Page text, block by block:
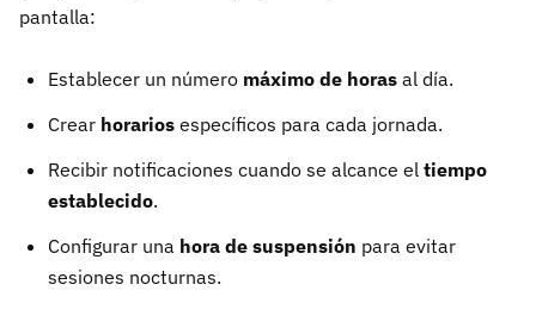
pantalla:
Establecer un número máximo de horas al día.
Crear horarios específicos para cada jornada.
Recibir notificaciones cuando se alcance el tiempo
establecido.
Configurar una hora de suspensión para evitar
sesiones nocturnas.